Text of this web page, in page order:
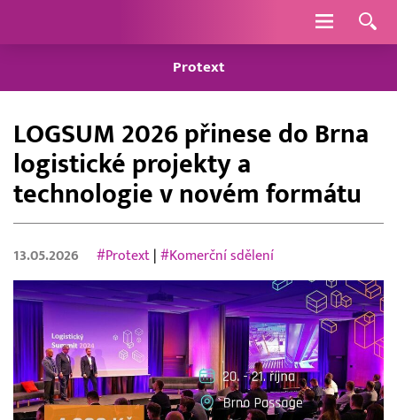
Navigace
Protext
LOGSUM 2026 přinese do Brna
logistické projekty a
technologie v novém formátu
13.05.2026 #Protext |#Komerční sdělení